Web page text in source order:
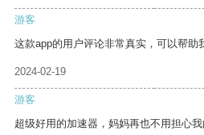
游客
这款app的用户评论非常真实，可以帮助
2024-02-19
游客
超级好用的加速器，妈妈再也不用担心我